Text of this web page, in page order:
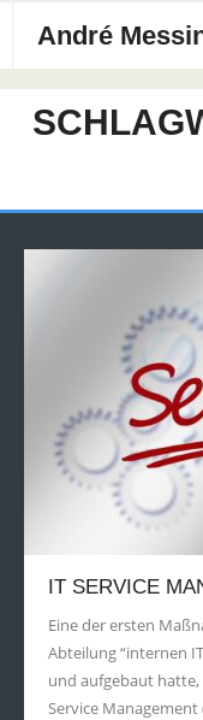
André
Startseite
Referenzen/Projekte
IT SERVICE
Eine der ersten
Abteilung “internen
und aufgebaut hatte,
Service